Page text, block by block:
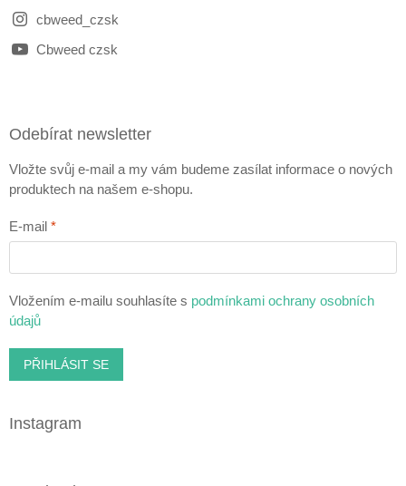
cbweed_czsk
Cbweed czsk
Odebírat newsletter
Vložte svůj e-mail a my vám budeme zasílat informace o nových
produktech na našem e-shopu.
E-mail
Vložením e-mailu souhlasíte s podmínkami ochrany osobních
údajů
PŘIHLÁSIT SE
Instagram